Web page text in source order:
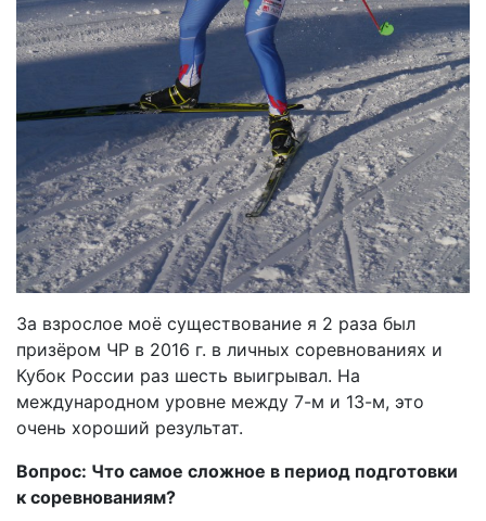
За взрослое моё существование я 2 раза был
призёром ЧР в 2016 г. в личных соревнованиях и
Кубок России раз шесть выигрывал. На
международном уровне между 7-м и 13-м, это
очень хороший результат.
Вопрос: Что самое сложное в период подготовки
к соревнованиям?